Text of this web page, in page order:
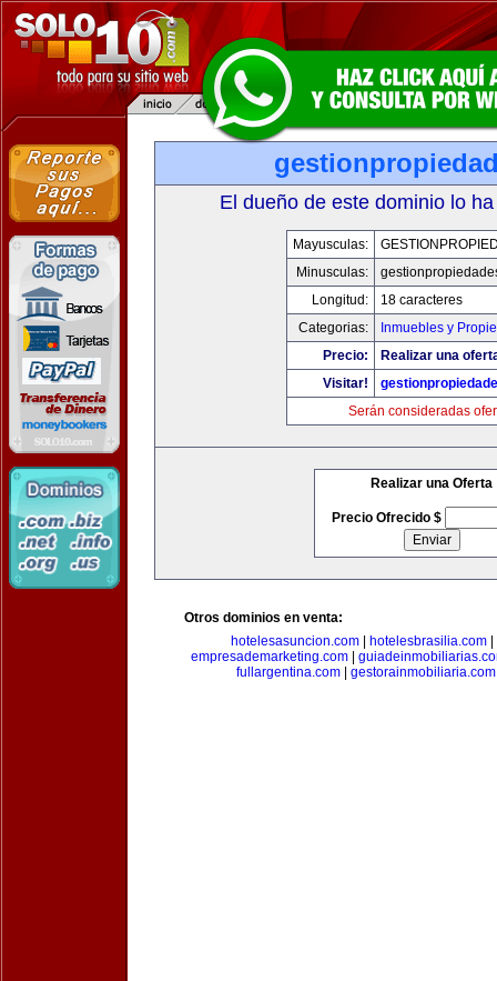
El dueño de este dominio lo
Mayusculas:
Minusculas:
Longitud:
18 caracteres
Categorias:
Inmuebles y
Precio:
Realizar una
Visitar!
Serán consideradas
Realizar una Oferta
Precio Ofrecido $
Otros dominios en venta:
hotelesasuncion.com| hotelesbrasilia.com|
empresademarketing.com|
fullargentina.com
gestorainmobiliaria.com